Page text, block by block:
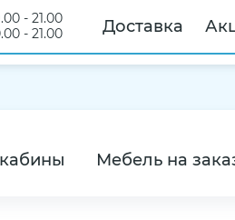
- 21.00
- 21.00
Доставка
Мебель на